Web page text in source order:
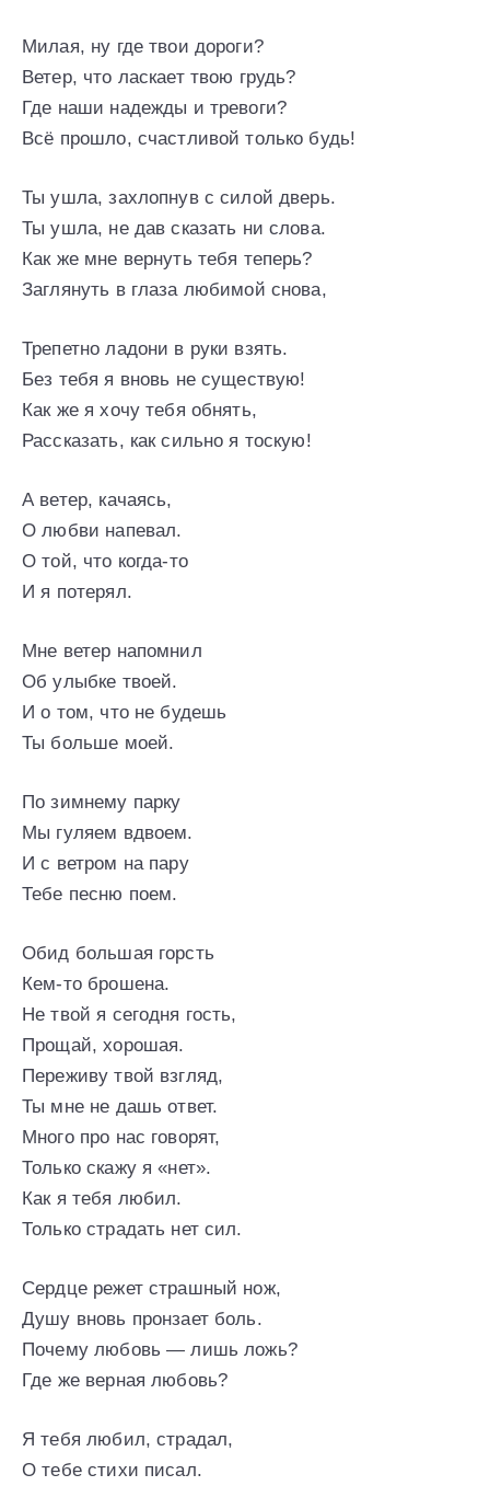
Милая, ну где твои дороги?
Ветер, что ласкает твою грудь?
Где наши надежды и тревоги?
Всё прошло, счастливой только будь!
Ты ушла, захлопнув с силой дверь.
Ты ушла, не дав сказать ни слова.
Как же мне вернуть тебя теперь?
Заглянуть в глаза любимой снова,
Трепетно ладони в руки взять.
Без тебя я вновь не существую!
Как же я хочу тебя обнять,
Рассказать, как сильно я тоскую!
А ветер, качаясь,
О любви напевал.
О той, что когда-то
И я потерял.
Мне ветер напомнил
Об улыбке твоей.
И о том, что не будешь
Ты больше моей.
По зимнему парку
Мы гуляем вдвоем.
И с ветром на пару
Тебе песню поем.
Обид большая горсть
Кем-то брошена.
Не твой я сегодня гость,
Прощай, хорошая.
Переживу твой взгляд,
Ты мне не дашь ответ.
Много про нас говорят,
Только скажу я «нет».
Как я тебя любил.
Только страдать нет сил.
Сердце режет страшный нож,
Душу вновь пронзает боль.
Почему любовь — лишь ложь?
Где же верная любовь?
Я тебя любил, страдал,
О тебе стихи писал.